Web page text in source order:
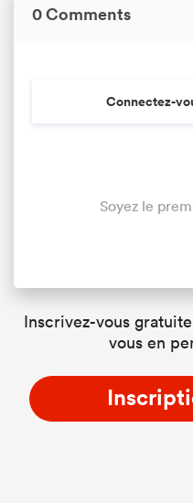
0 Comments
Connectez-
Soyez le
Inscrivez-vous
vous en